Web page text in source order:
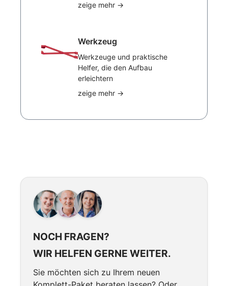
zeige mehr →
Werkzeug
Werkzeuge und praktische
Helfer, die den Aufbau
erleichtern
zeige mehr →
NOCH FRAGEN?
WIR HELFEN GERNE WEITER.
Sie möchten sich zu Ihrem neuen